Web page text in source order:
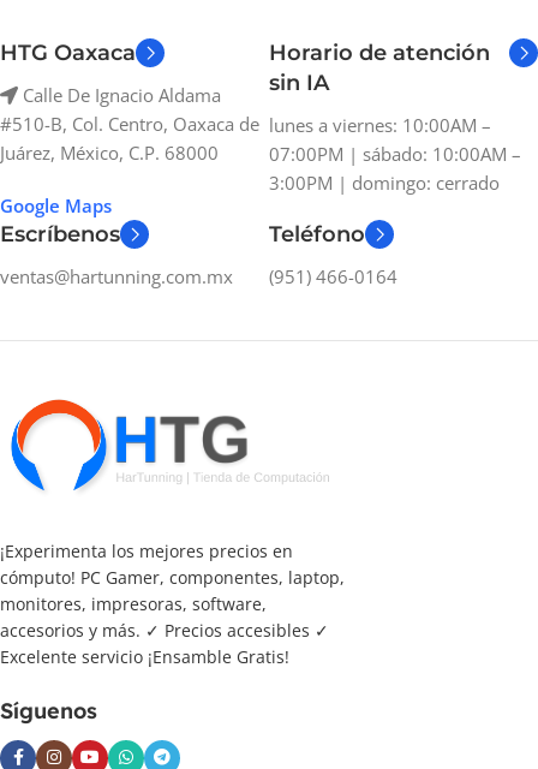
HTG Oaxaca
Calle De Ignacio Aldama
#510-B, Col. Centro, Oaxaca de
Juárez, México, C.P. 68000
Google Maps
Horario de atención
sin IA
lunes a viernes: 10:00AM –
07:00PM | sábado: 10:00AM –
3:00PM | domingo: cerrado
Escríbenos
ventas@hartunning.com.mx
Teléfono
(951) 466-0164
¡Experimenta los mejores precios en
cómputo! PC Gamer, componentes, laptop,
monitores, impresoras, software,
accesorios y más. ✓ Precios accesibles ✓
Excelente servicio ¡Ensamble Gratis!
Síguenos